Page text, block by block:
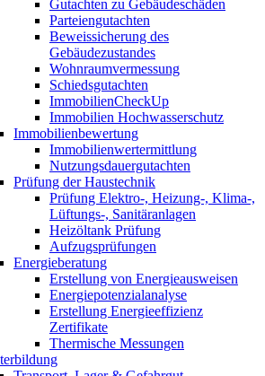
Gutachten zu Gebäudeschäden
Parteiengutachten
Beweissicherung des
Gebäudezustandes
Wohnraumvermessung
Schiedsgutachten
ImmobilienCheckUp
Immobilien Hochwasserschutz
Immobilienbewertung
Immobilienwertermittlung
Nutzungsdauergutachten
Prüfung der Haustechnik
Prüfung Elektro-, Heizung-, Klima-,
Lüftungs-, Sanitäranlagen
Heizöltank Prüfung
Aufzugsprüfungen
Energieberatung
Erstellung von Energieausweisen
Energiepotenzialanalyse
Erstellung Energieeffizienz
Zertifikate
Thermische Messungen